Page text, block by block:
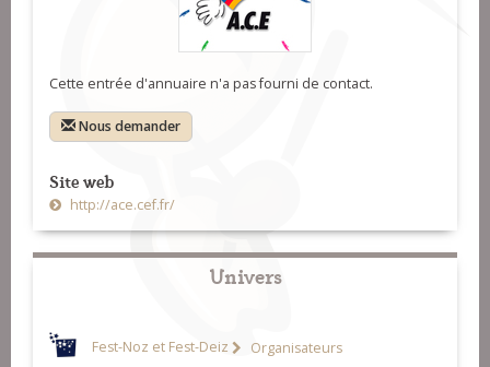
Cette entrée d'annuaire n'a pas fourni de contact.
Nous demander
Site web
http://ace.cef.fr/
Univers
Fest-Noz et Fest-Deiz Organisateurs